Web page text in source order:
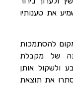
את טענותיו
להסתמכות
של מקבלת
ולשקול אותן
את תוצאת